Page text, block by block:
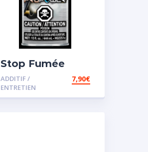
Stop Fumée
ADDITIF /
ENTRETIEN
7,90€